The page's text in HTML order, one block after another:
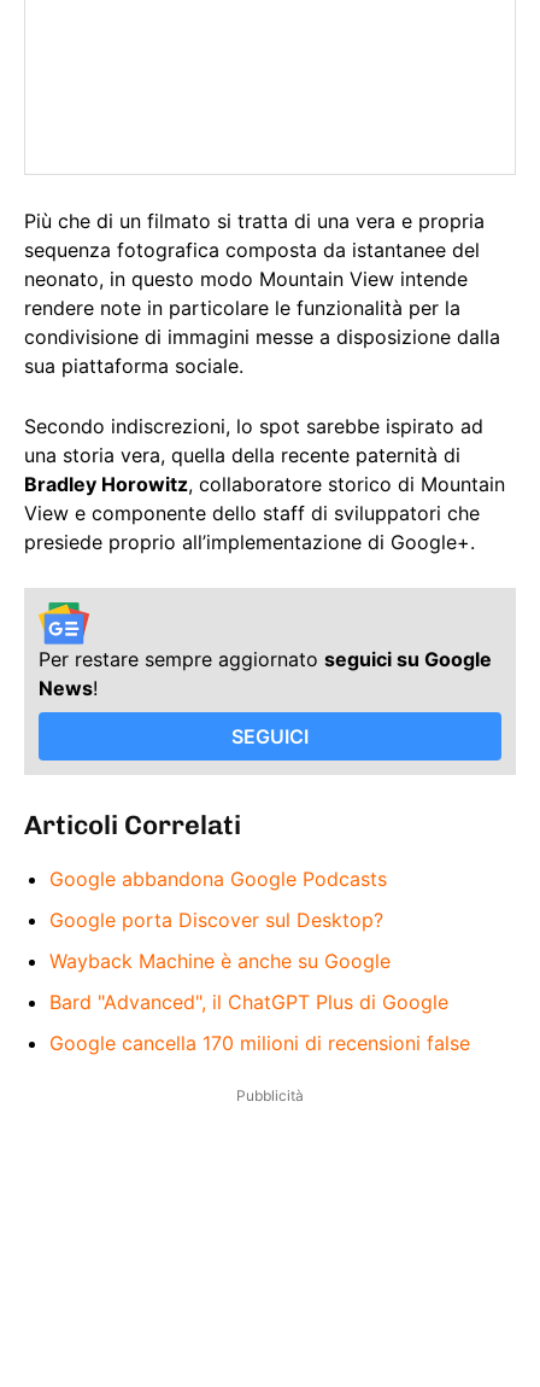
Più che di un filmato si tratta di una vera e propria
sequenza fotografica composta da istantanee del
neonato, in questo modo Mountain View intende
rendere note in particolare le funzionalità per la
condivisione di immagini messe a disposizione dalla
sua piattaforma sociale.
Secondo indiscrezioni, lo spot sarebbe ispirato ad
una storia vera, quella della recente paternità di
Bradley Horowitz, collaboratore storico di Mountain
View e componente dello staff di sviluppatori che
presiede proprio all’implementazione di Google+.
Per restare sempre aggiornato seguici su Google
News!
SEGUICI
Articoli Correlati
Google abbandona Google Podcasts
Google porta Discover sul Desktop?
Wayback Machine è anche su Google
Bard "Advanced", il ChatGPT Plus di Google
Google cancella 170 milioni di recensioni false
Pubblicità